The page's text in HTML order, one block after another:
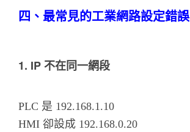
四、最常見的工業網路設定錯誤
1. IP 不在同一網段
PLC 是 192.168.1.10
HMI 卻設成 192.168.0.20